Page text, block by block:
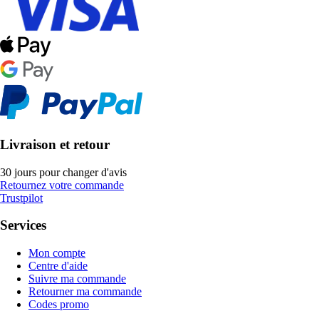
Livraison et retour
30 jours pour changer d'avis
Retournez votre commande
Trustpilot
Services
Mon compte
Centre d'aide
Suivre ma commande
Retourner ma commande
Codes promo